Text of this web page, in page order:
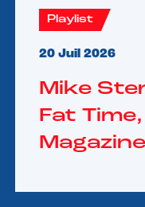
Playlist
20 Juil 2026
Mike
Fat
Magazine